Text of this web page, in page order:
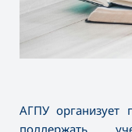
АГПУ организует
поддержать